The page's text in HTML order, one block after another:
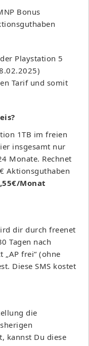
Bonus
Playstation 5
Tarif und somit
1TB im freien
insgesamt nur
Monate. Rechnet
Aktionsguthaben
Monat
dir durch freenet
Tagen nach
„AP frei“ (ohne
Diese SMS kostet
die
kannst Du diese